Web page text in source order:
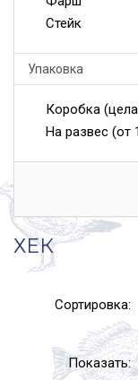
Стейк
Упаковка
Коробка
На развес (от
ХЕК
Сортировка:
Показать: